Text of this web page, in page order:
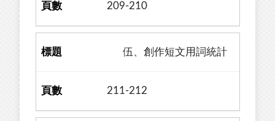
209-210
伍、創作短文用詞統計
211-212